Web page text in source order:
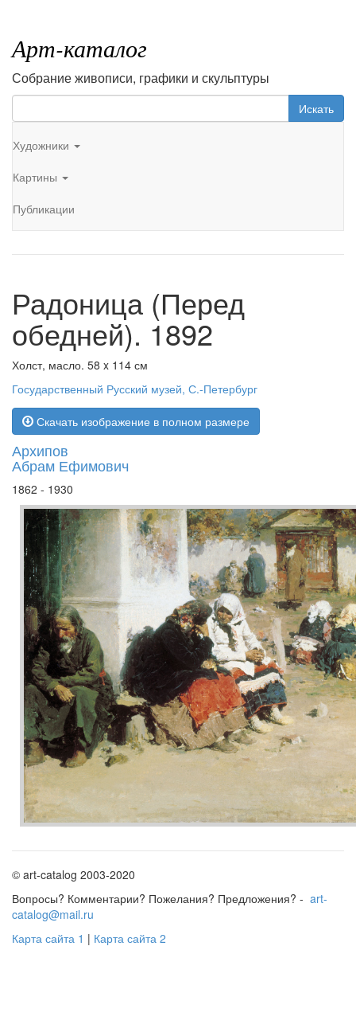
Арт-каталог
Собрание живописи, графики и скульптуры
Искать
Художники
Картины
Публикации
Радоница (Перед
обедней). 1892
Холст, масло. 58 x 114 см
Государственный Русский музей, С.-Петербург
Скачать изображение в полном размере
Архипов
Абрам Ефимович
1862 - 1930
© art-catalog 2003-2020
Вопросы? Комментарии? Пожелания? Предложения? - art-
catalog@mail.ru
Карта сайта 1 | Карта сайта 2